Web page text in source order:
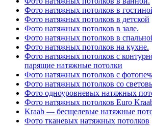
Фото натяжных потолков в
Фото натяжных потолков в детской
Фото натяжных потолков в зале.
Фото натяжных потолков в
Фото натяжных потолков на кухне.
Фото натяжных потолков с
парящие натяжные потолки
Фото натяжных потолков с
Фото натяжных потолков со
Фото одноуровневых натяжных
Фото натяжных потолков Euro
Kraab — бесщелевые натяжные
Фото тканевых натяжных потолков